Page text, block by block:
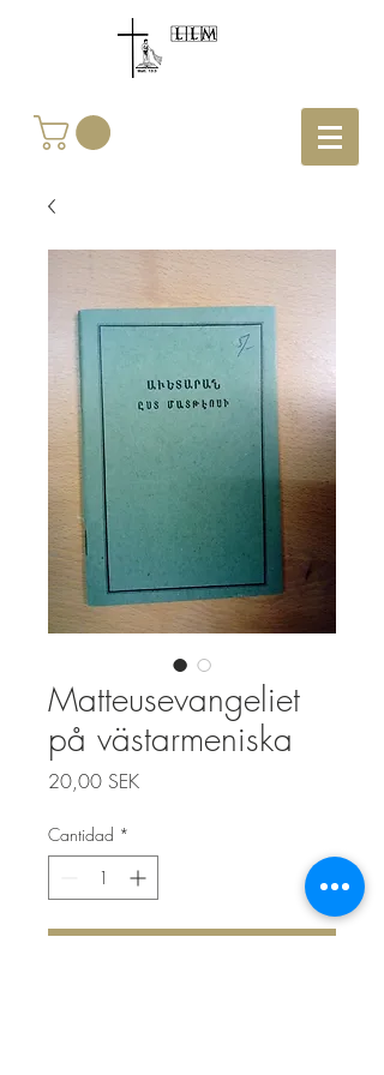
Matteusevangeliet
på västarmeniska
20,00 SEKPrecio
Cantidad *